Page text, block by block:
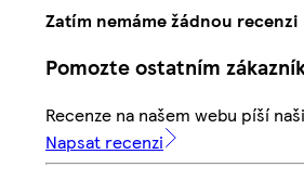
Zatím nemáme žádnou recenzi
Pomozte ostatním
Recenze na našem webu píší
Napsat recenzi